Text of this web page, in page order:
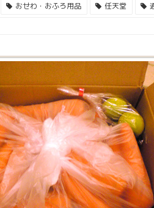
おせわ・おふろ用品 任天堂